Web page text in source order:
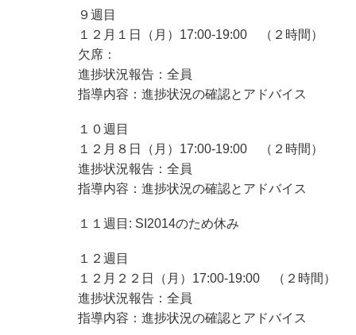
９週目
１２月１日（月）17:00-19:00 （２時間）
欠席：
進捗状況報告：全員
指導内容：進捗状況の確認とアドバイス
１０週目
１２月８日（月）17:00-19:00 （２時間）
進捗状況報告：全員
指導内容：進捗状況の確認とアドバイス
１１週目: SI2014のため休み
１２週目
１２月２２日（月）17:00-19:00 （２時間）
進捗状況報告：全員
指導内容：進捗状況の確認とアドバイス